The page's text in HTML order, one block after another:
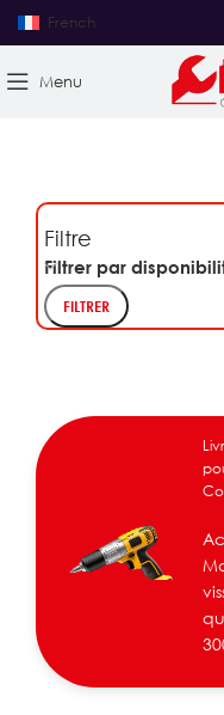
French
Menu
Filtre
Filtrer par
FILTRER